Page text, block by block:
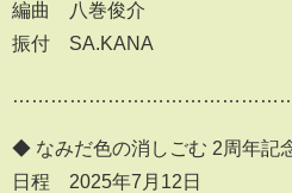
編曲 八巻俊介
振付 SA.KANA
◆ なみだ色の消しごむ 2周年記
日程 2025年7月12日